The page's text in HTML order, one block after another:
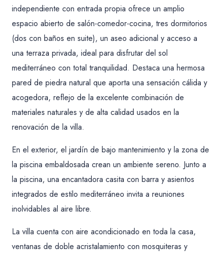
independiente con entrada propia ofrece un amplio
espacio abierto de salón-comedor-cocina, tres dormitorios
(dos con baños en suite), un aseo adicional y acceso a
una terraza privada, ideal para disfrutar del sol
mediterráneo con total tranquilidad. Destaca una hermosa
pared de piedra natural que aporta una sensación cálida y
acogedora, reflejo de la excelente combinación de
materiales naturales y de alta calidad usados en la
renovación de la villa.
En el exterior, el jardín de bajo mantenimiento y la zona de
la piscina embaldosada crean un ambiente sereno. Junto a
la piscina, una encantadora casita con barra y asientos
integrados de estilo mediterráneo invita a reuniones
inolvidables al aire libre.
La villa cuenta con aire acondicionado en toda la casa,
ventanas de doble acristalamiento con mosquiteras y